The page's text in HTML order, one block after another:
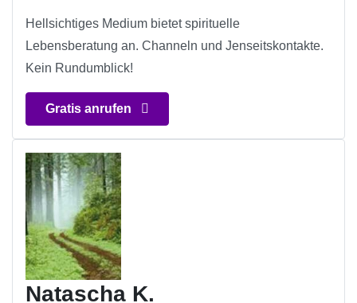
Hellsichtiges Medium bietet spirituelle
Lebensberatung an. Channeln und Jenseitskontakte.
Kein Rundumblick!
Gratis anrufen
Natascha K.